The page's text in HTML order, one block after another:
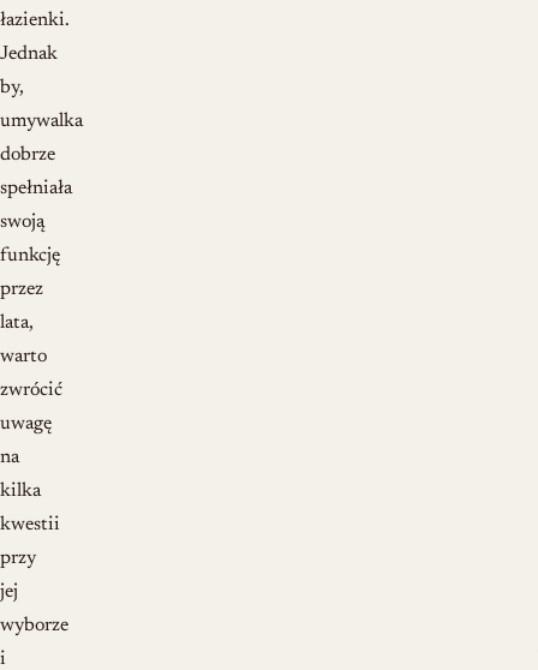
łazienki.
Jednak
by,
umywalka
dobrze
spełniała
swoją
funkcję
przez
lata,
warto
zwrócić
uwagę
na
kilka
kwestii
przy
jej
wyborze
i